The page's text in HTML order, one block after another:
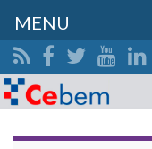
Search for:
MENU